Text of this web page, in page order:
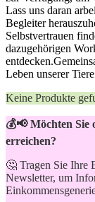
Lass uns ⁢daran‍
Begleiter
Selbstvertrauen⁢
dazugehörigen
Leben unserer
Keine Produkte
💰📢 Möchten Sie
erreichen?
🤔 Tragen Sie Ihre
Newsletter, um